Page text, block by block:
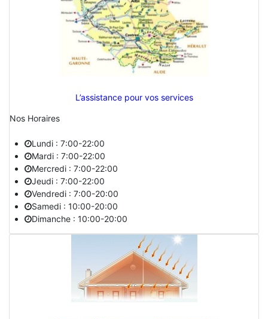
L’assistance pour vos services
Nos Horaires
Lundi : 7:00-22:00
Mardi : 7:00-22:00
Mercredi : 7:00-22:00
Jeudi : 7:00-22:00
Vendredi : 7:00-20:00
Samedi : 10:00-20:00
Dimanche : 10:00-20:00